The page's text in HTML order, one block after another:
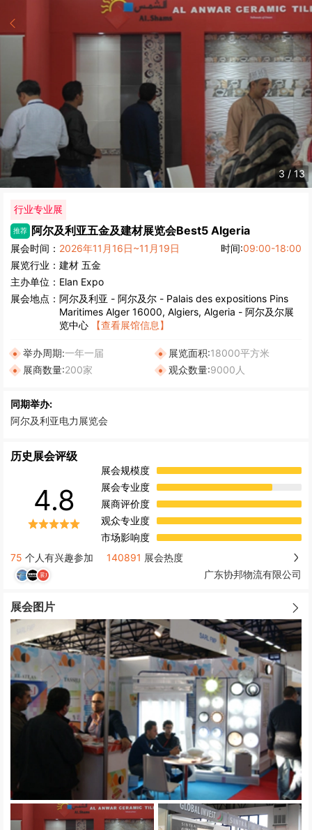
4/ 13
行业专业展
推荐 阿尔及利亚五金及建材展览会Best5 Algeria
展会时间： 2026年11月16日~11月19日 时间:09:00-18:00
展览行业： 建材 五金
主办单位： Elan Expo
展会地点： 阿尔及利亚 - 阿尔及尔 - Palais des expositions Pins
Maritimes Alger 16000, Algiers, Algeria - 阿尔及尔展
览中心
【查看展馆信息】
举办周期:一年一届 展览面积:18000平方米
展商数量:200家 观众数量:9000人
同期举办:
阿尔及利亚电力展览会
历史展会评级
4.8
展会规模度
展会专业度
展商评价度
观众专业度
市场影响度
75 个人有兴趣参加 140891 展会热度
广东协邦物流有限公司
展会图片